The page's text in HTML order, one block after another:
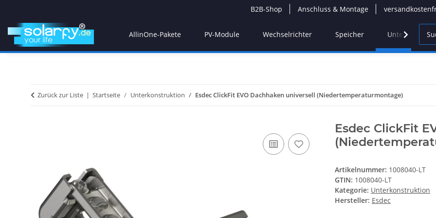
B2B-Shop Anschluss & Montage
AllinOne-Pakete PV-Module Wechselrichter Speicher
Zurück zur Liste Startseite Unterkonstruktion Esdec ClickFit EVO Dachhaken universell (Niedertemperaturmontage)
Esdec ClickFit
Artikelnummer: 1008040-LT
GTIN: 1008040-LT
Kategorie: Unterkonstruktion
Hersteller: Esdec